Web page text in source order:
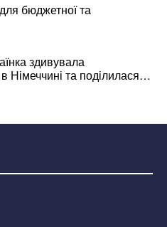
бюджетної та
здивувала
та поділилася